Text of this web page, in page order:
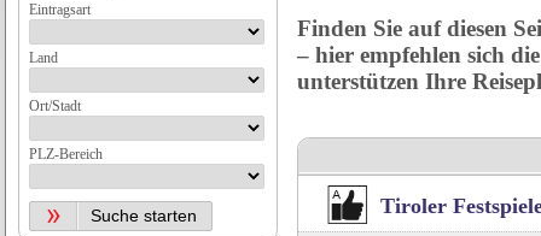
Finden Sie auf diesen
– hier empfehlen sich
unterstützen Ihre
Tiroler
Eintragsart
Land
Ort/Stadt
PLZ-Bereich